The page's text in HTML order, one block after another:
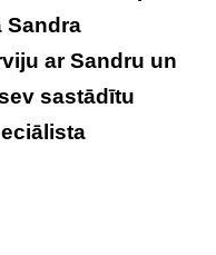
Sandra
ar Sandru un
sastādītu